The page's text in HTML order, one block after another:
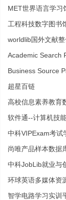
MET世界语言学习
工程科技数字图书
worldlib国外文献
Academic Search
Business Source
超星百链
高校信息素养教育
软件通--计算机技
中科VIPExam考试
尚唯产品样本数据
中科JobLib就业与
环球英语多媒体资
智学电路学习实训